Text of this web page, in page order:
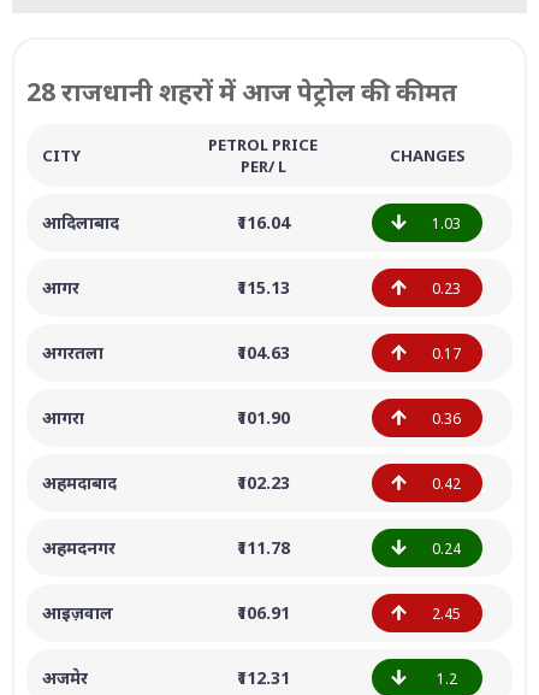
28 राजधानी शहरों में आज पेट्रोल की कीमत
CITY
PETROL PRICE
PER/ L
CHANGES
आदिलाबाद ₹116.04 1.03
आगर ₹115.13 0.23
अगरतला ₹104.63 0.17
आगरा ₹101.90 0.36
अहमदाबाद ₹102.23 0.42
अहमदनगर ₹111.78 0.24
आइज़वाल ₹106.91 2.45
अजमेर ₹112.31 1.2